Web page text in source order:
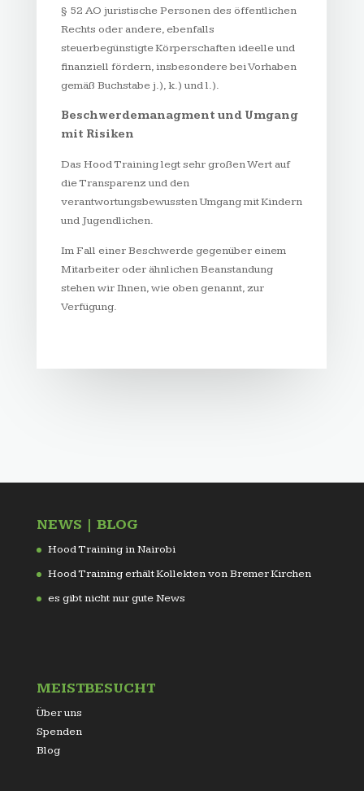
§ 52 AO juristische Personen des öffentlichen
Rechts oder andere, ebenfalls
steuerbegünstigte Körperschaften ideelle und
finanziell fördern, insbesondere bei Vorhaben
gemäß Buchstabe j.), k.) und l.).
Beschwerdemanagment und Umgang
mit Risiken
Das Hood Training legt sehr großen Wert auf
die Transparenz und den
verantwortungsbewussten Umgang mit Kindern
und Jugendlichen.
Im Fall einer Beschwerde gegenüber einem
Mitarbeiter oder ähnlichen Beanstandung
stehen wir Ihnen, wie oben genannt, zur
Verfügung.
NEWS | BLOG
Hood Training in Nairobi
Hood Training erhält Kollekten von Bremer Kirchen
es gibt nicht nur gute News
MEISTBESUCHT
Über uns
Spenden
Blog